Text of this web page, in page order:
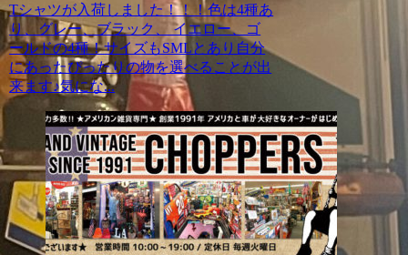
Tシャツが入荷しました！！！色は4種あ
り、グレー、ブラック、 イエロー、ゴ
ールドの4種！サイズもSMLとあり自分
にあったぴったりの物を選べることが出
来ます♪気にな...